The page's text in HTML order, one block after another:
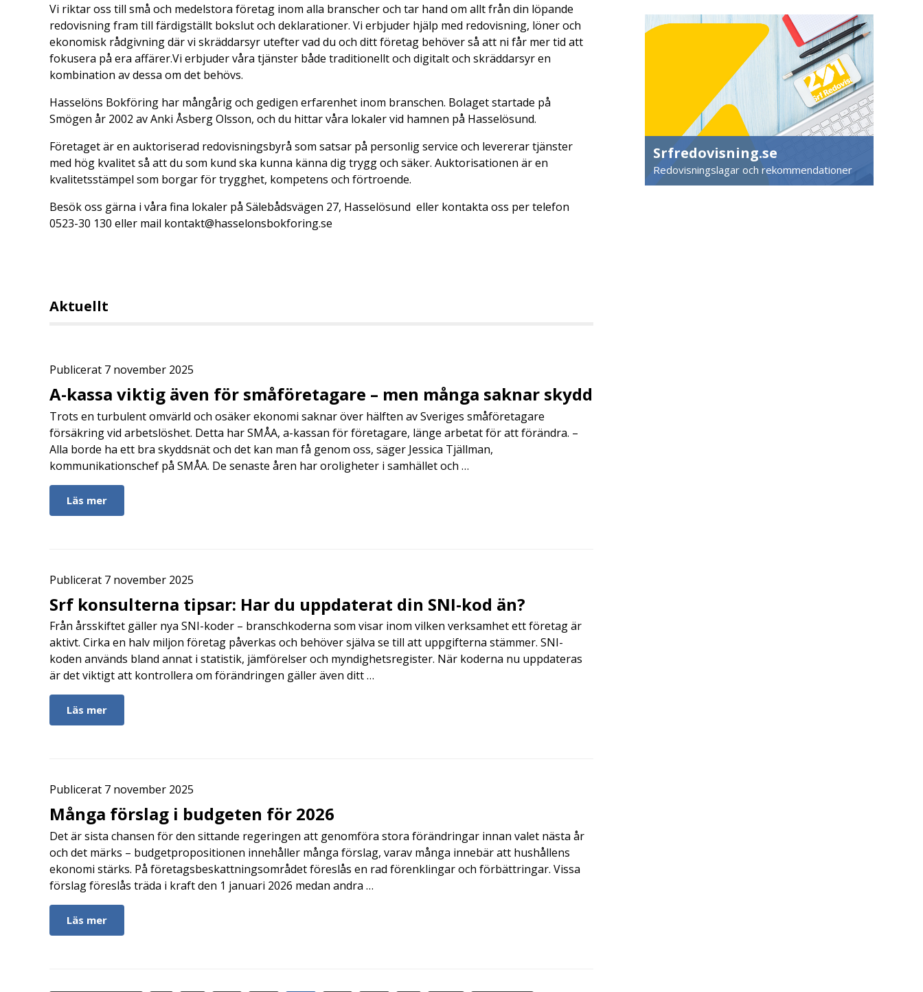
Vi riktar oss till små och medelstora företag inom alla branscher och tar hand om allt från din löpande
redovisning fram till färdigställt bokslut och deklarationer. Vi erbjuder hjälp med redovisning, löner och
ekonomisk rådgivning där vi skräddarsyr utefter vad du och ditt företag behöver så att ni får mer tid att
fokusera på era affärer.Vi erbjuder våra tjänster både traditionellt och digitalt och skräddarsyr en
kombination av dessa om det behövs.
Hasselöns Bokföring har mångårig och gedigen erfarenhet inom branschen. Bolaget startade på
Smögen år 2002 av Anki Åsberg Olsson, och du hittar våra lokaler vid hamnen på Hasselösund.
Företaget är en auktoriserad redovisningsbyrå som satsar på personlig service och levererar tjänster
med hög kvalitet så att du som kund ska kunna känna dig trygg och säker. Auktorisationen är en
kvalitetsstämpel som borgar för trygghet, kompetens och förtroende.
Besök oss gärna i våra fina lokaler på Sälebådsvägen 27, Hasselösund eller kontakta oss per telefon
0523-30 130 eller mail kontakt@hasselonsbokforing.se
Aktuellt
Publicerat 7 november 2025
A-kassa viktig även för småföretagare – men många saknar skydd
Trots en turbulent omvärld och osäker ekonomi saknar över hälften av Sveriges småföretagare
försäkring vid arbetslöshet. Detta har SMÅA, a-kassan för företagare, länge arbetat för att förändra. –
Alla borde ha ett bra skyddsnät och det kan man få genom oss, säger Jessica Tjällman,
kommunikationschef på SMÅA. De senaste åren har oroligheter i samhället och …
Läs mer
Publicerat 7 november 2025
Srf konsulterna tipsar: Har du uppdaterat din SNI-kod än?
Från årsskiftet gäller nya SNI-koder – branschkoderna som visar inom vilken verksamhet ett företag är
aktivt. Cirka en halv miljon företag påverkas och behöver själva se till att uppgifterna stämmer. SNI-
koden används bland annat i statistik, jämförelser och myndighetsregister. När koderna nu uppdateras
är det viktigt att kontrollera om förändringen gäller även ditt …
Läs mer
Publicerat 7 november 2025
Många förslag i budgeten för 2026
Det är sista chansen för den sittande regeringen att genomföra stora förändringar innan valet nästa år
och det märks – budgetpropositionen innehåller många förslag, varav många innebär att hushållens
ekonomi stärks. På företagsbeskattningsområdet föreslås en rad förenklingar och förbättringar. Vissa
förslag föreslås träda i kraft den 1 januari 2026 medan andra …
Läs mer
Srfredovisning.se
Redovisningslagar och rekommendationer